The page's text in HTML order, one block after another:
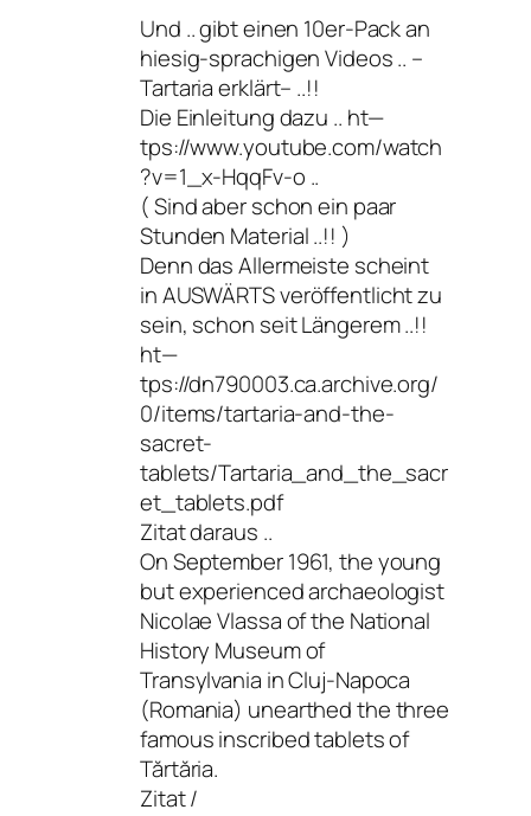
Und .. gibt einen 10er-Pack an
hiesig-sprachigen Videos .. –
Tartaria erklärt– ..!!
Die Einleitung dazu .. ht—
tps://www.youtube.com/watch
?v=1_x-HqqFv-o ..
( Sind aber schon ein paar
Stunden Material ..!! )
Denn das Allermeiste scheint
in AUSWÄRTS veröffentlicht zu
sein, schon seit Längerem ..!!
ht—
tps://dn790003.ca.archive.org/
0/items/tartaria-and-the-
sacret-
tablets/Tartaria_and_the_sacr
et_tablets.pdf
Zitat daraus ..
On September 1961, the young
but experienced archaeologist
Nicolae Vlassa of the National
History Museum of
Transylvania in Cluj-Napoca
(Romania) unearthed the three
famous inscribed tablets of
Tărtăria.
Zitat /